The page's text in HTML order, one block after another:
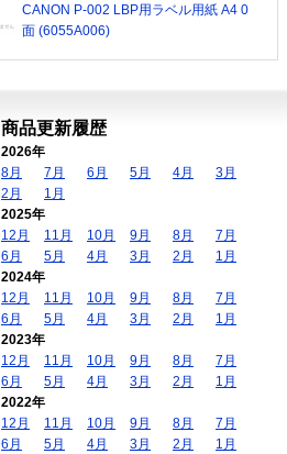
CANON P-002 LBP用ラベル用紙 A4 0
面 (6055A006)
商品更新履歴
2026年
8月
7月 6月 5月 4月
3月
2月
1月
2025年
12月
11月 10月 9月 8月
7月
6月
5月 4月 3月 2月
1月
2024年
12月
11月 10月 9月 8月
7月
6月
5月 4月 3月 2月
1月
2023年
12月
11月 10月 9月 8月
7月
6月
5月 4月 3月 2月
1月
2022年
12月
11月 10月 9月 8月
7月
6月
5月 4月 3月 2月
1月